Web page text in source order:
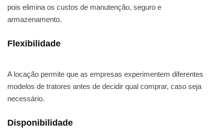
pois elimina os custos de manutenção, seguro e
armazenamento.
Flexibilidade
A locação permite que as empresas experimentem diferentes
modelos de tratores antes de decidir qual comprar, caso seja
necessário.
Disponibilidade